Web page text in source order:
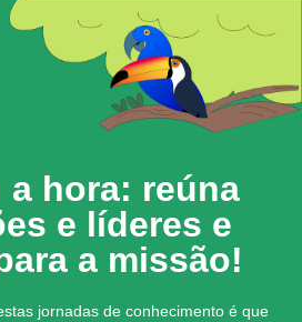
a hora: reúna
e líderes e
a missão!
jornadas de conhecimento é que